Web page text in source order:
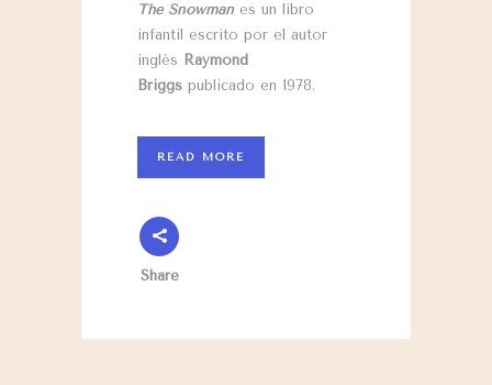
The Snowman es un libro
infantil escrito por el autor
inglés Raymond
Briggs publicado en 1978.
READ MORE
Share